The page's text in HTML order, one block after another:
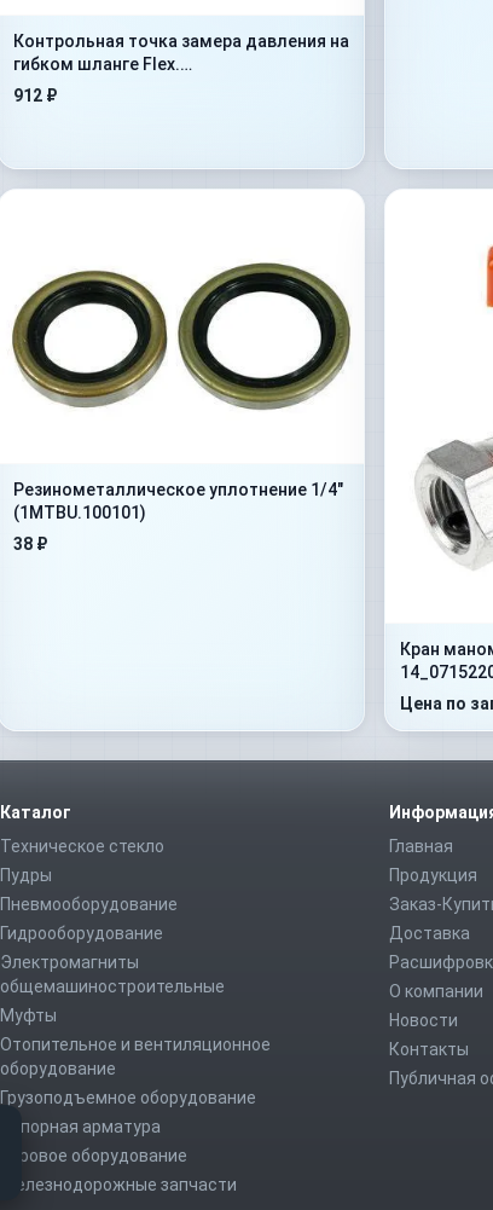
Контрольная точка замера давления на
гибком шланге Flex.
2000mm+AdMan1/4”+ConM16x1,5
912 ₽
Резинометалличеcкое уплотнение 1/4"
(1MTBU.100101)
38 ₽
Кран
Цена по
Каталог
Техническое стекло
Пудры
Пневмооборудование
Гидрооборудование
Электромагниты
общемашиностроительные
Муфты
Отопительное и вентиляционное
оборудование
Грузоподъемное оборудование
Запорная арматура
Буровое оборудование
Железнодорожные запчасти
Главная
Продукция
Заказ-
Доставка
О компании
Новости
Контакты
Публичная